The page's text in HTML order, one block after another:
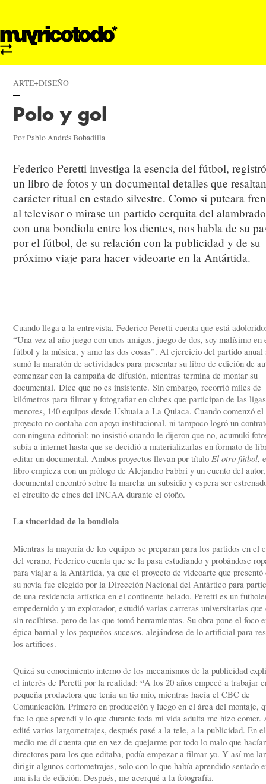
ARTE+DISEÑO
Polo y gol
Por Pablo Andrés Bobadilla
Federico Peretti investiga la esencia del fútbol,
un libro de fotos y un documental detalles que
carácter ritual en estado silvestre. Como si puteara
al televisor o mirase un partido cerquita del alambrado
con una bondiola entre los dientes, nos habla de su
por el fútbol, de su relación con la publicidad y de su
próximo viaje para hacer videoarte en la Antártida.
Cuando llega a la entrevista, Federico Peretti cuenta que está
“Una vez al año juego con unos amigos, juego de dos, soy malísimo en
fútbol y la música, y amo las dos cosas”. Al ejercicio del partido anual
sumó la maratón de actividades para presentar su libro de edición de
comenzar con la campaña de difusión, mientras termina de montar su
documental. Dice que no es insistente. Sin embargo, recorrió miles de
kilómetros para filmar y fotografiar en clubes que participan de las ligas
menores, 140 equipos desde Ushuaia a La Quiaca. Cuando comenzó el
proyecto no contaba con apoyo institucional, ni tampoco logró un
con ninguna editorial: no insistió cuando le dijeron que no, acumuló
subía a internet hasta que se decidió a materializarlas en formato de
editar un documental. Ambos proyectos llevan por título El otro fútbol,
libro empieza con un prólogo de Alejandro Fabbri y un cuento del
documental encontró sobre la marcha un subsidio y espera ser
el circuito de cines del INCAA durante el otoño.
La sinceridad de la bondiola
Mientras la mayoría de los equipos se preparan para los partidos en el
del verano, Federico cuenta que se la pasa estudiando y probándose
para viajar a la Antártida, ya que el proyecto de videoarte que presentó
su novia fue elegido por la Dirección Nacional del Antártico para
de una residencia artística en el continente helado. Peretti es un
empedernido y un explorador, estudió varias carreras universitarias que
sin recibirse, pero de las que tomó herramientas. Su obra pone el foco
épica barrial y los pequeños sucesos, alejándose de lo artificial para
los artífices.
Quizá su conocimiento interno de los mecanismos de la publicidad
el interés de Peretti por la realidad: “A los 20 años empecé a trabajar
pequeña productora que tenía un tío mío, mientras hacía el CBC de
Comunicación. Primero en producción y luego en el área del montaje,
fue lo que aprendí y lo que durante toda mi vida adulta me hizo comer.
edité varios largometrajes, después pasé a la tele, a la publicidad. En el
medio me dí cuenta que en vez de quejarme por todo lo malo que
directores para los que editaba, podía empezar a filmar yo. Y así me
dirigir algunos cortometrajes, solo con lo que había aprendido sentado
una isla de edición. Después, me acerqué a la fotografía.